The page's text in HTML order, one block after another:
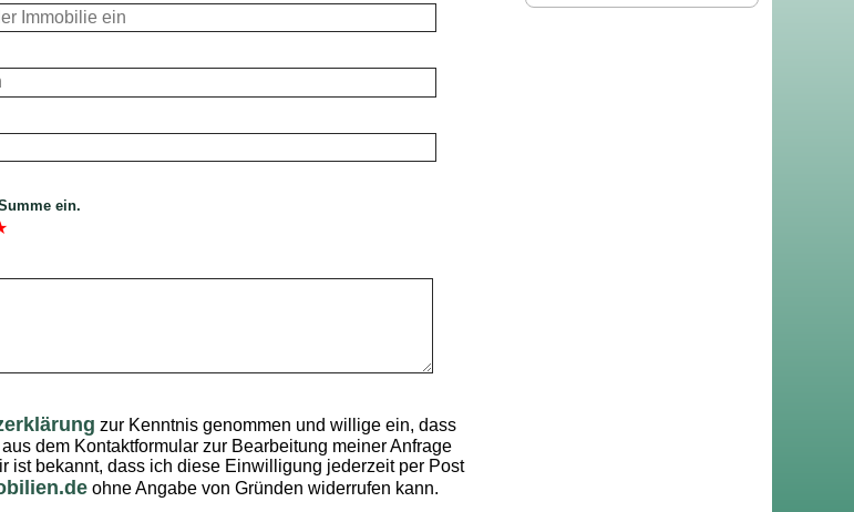
ein.
zur Kenntnis genommen und willige ein, dass
dem Kontaktformular zur Bearbeitung meiner Anfrage
ist bekannt, dass ich diese Einwilligung jederzeit per Post
ohne Angabe von Gründen widerrufen kann.